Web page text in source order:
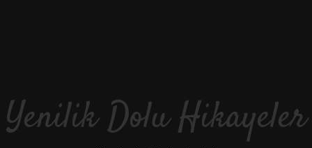
Yenilik Dolu Hikayeler